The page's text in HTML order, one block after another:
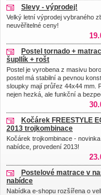
Slevy - výprodej!
Velký letní výprodej vybraného
neuvěřitelné ceny!
Postel tornado +
šupllík + rošt
Postel je vyrobena z masivu
postel má stabilní a pevnou
sloupky mají průřez 44x44 mm.
nejen hezká, ale funkční a
Kočárek FREESTYLE
2013 trojkombinace
Kočárek trojkombinace -
nabídce, provedení 2013!
Postelové matrace v
nabídce
Nabídka e-shopu rozšířena o